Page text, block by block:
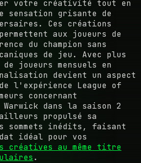
votre créativité tout en
sensation grisante de
Ces créations
permettent aux joueurs de
du champion sans
de jeu. Avec plus
joueurs mensuels en
devient un aspect
l'expérience League of
concernant
dans la saison 2
propulsé sa
sommets inédits, faisant
idéal pour vos
créatives au même titre
.